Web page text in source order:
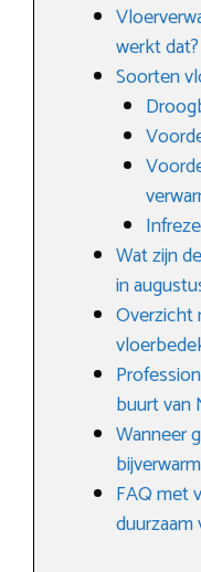
werkt dat?
Soorten
Wat zijn
in
buurt van
Wanneer
FAQ met